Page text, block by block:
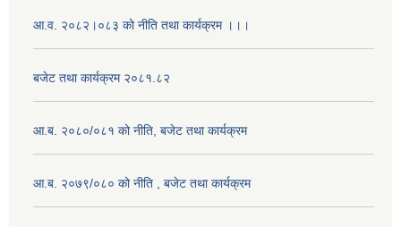
आ.व. २०८२।०८३ को नीति तथा कार्यक्रम ।।।
बजेट तथा कार्यक्रम २०८१.८२
आ.ब. २०८०/०८१ को नीति, बजेट तथा कार्यक्रम
आ.ब. २०७९/०८० को नीति , बजेट तथा कार्यक्रम